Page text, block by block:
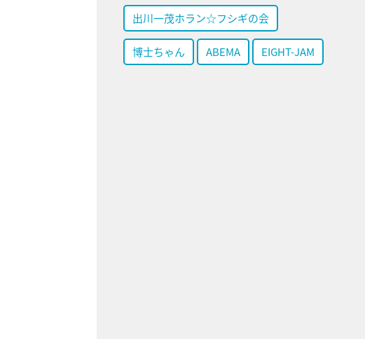
出川一茂ホラン☆フシギの会
博士ちゃん ABEMA EIGHT-JAM